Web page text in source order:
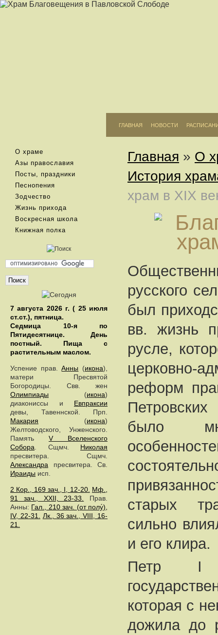
ГЛАВНАЯ НОВОСТИ
О храме
Азы православия
Посты, праздники
Песнопения
Зодчество
Жизнь прихода
Воскресная школа
Книжная полка
7 августа 2026 г. ( 25 июля
ст.ст.), пятница.
Седмица 10-я по
Пятидесятнице. День
постный. Пища с
растительным маслом.
Успение прав.Анны (икона),
матери Пресвятой
Богородицы. Свв. жен
Олимпиады (икона)
диакониссы и Евпраксии
девы, Тавеннской. Прп.
Макария (икона)
Желтоводского, Унженского.
Память V Вселенского
Собора . Сщмч. Николая
пресвитера. Сщмч.
Александра пресвитера. Св.
Ираиды исп.
2 Кор., 169 зач., I, 12-20. Мф.,
91 зач., XXII, 23-33.
Прав.
Анны: Гал., 210 зач. (от полу́),
IV, 22-31.
Лк., 36 зач., VIII, 16-
21.
Главная » О
История
храм в XIX
русского
был
вв. жизнь
русле,
церковно-
реформ
было
старых
сильно
и его клира.
Петр I
которая с
дожила до